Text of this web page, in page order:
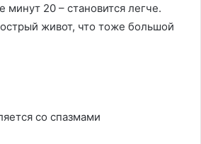
минут 20 – становится легче.
живот, что тоже большой
со спазмами